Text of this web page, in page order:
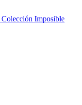
Colección Imposible